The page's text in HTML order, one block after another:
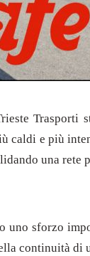
Trasporti
e più
una
uno sforzo
continuità